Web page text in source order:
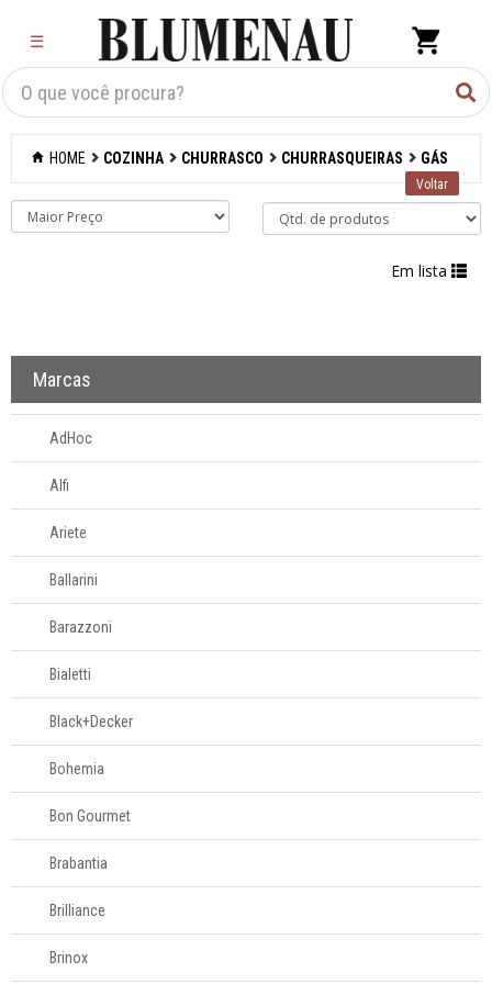
☰
Criar Lista×
Organização
Acessórios para
Acessórios para
organizar
servir
Churrasco
Aventais
Churrasqueiras
Cooler
Espetos e grelhas
Kits para
churrasco
Pinças e espátulas
Sopradores
Linha infantil
Panelas
HOME COZINHA CHURRASCO CHURRASQUEIRAS GÁS
Em lista
Marcas
AdHoc
Alfi
Ariete
Ballarini
Barazzoni
Bialetti
Black+Decker
Bohemia
Bon Gourmet
Brabantia
Brilliance
Brinox